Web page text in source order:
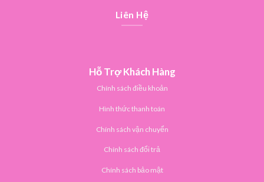
Liên Hệ
Hỗ Trợ Khách Hàng
Chính sách điều khoản
Hình thức thanh toán
Chính sách vận chuyển
Chính sách đổi trả
Chính sách bảo mật